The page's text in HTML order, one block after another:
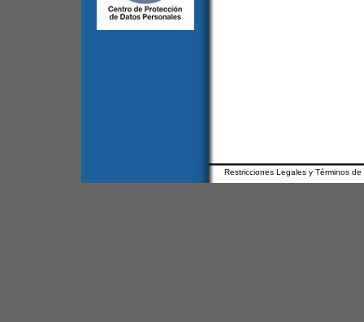
Restricciones Legales y Términos de